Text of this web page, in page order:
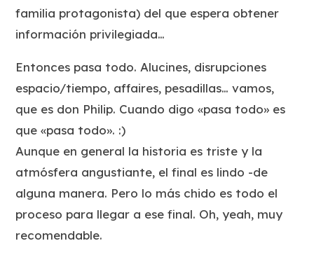
familia protagonista) del que espera obtener
información privilegiada…
Entonces pasa todo. Alucines, disrupciones
espacio/tiempo, affaires, pesadillas… vamos,
que es don Philip. Cuando digo «pasa todo» es
que «pasa todo». :)
Aunque en general la historia es triste y la
atmósfera angustiante, el final es lindo -de
alguna manera. Pero lo más chido es todo el
proceso para llegar a ese final. Oh, yeah, muy
recomendable.